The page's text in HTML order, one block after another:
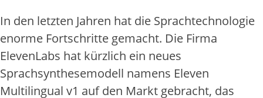
In den letzten Jahren hat die Sprachtechnologie
enorme Fortschritte gemacht. Die Firma
ElevenLabs hat kürzlich ein neues
Sprachsynthesemodell namens Eleven
Multilingual v1 auf den Markt gebracht, das